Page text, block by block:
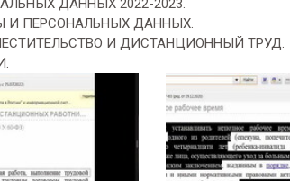
ДАННЫХ 2022-2023.
И ПЕРСОНАЛЬНЫХ ДАННЫХ.
И ДИСТАНЦИОННЫЙ ТРУД.